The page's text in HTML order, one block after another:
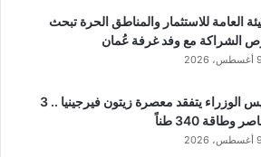
العامة للاستثمار والمناطق الحرة تبحث
الشراكة مع وفد غرفة عُمان
9 أغسطس، 2026
رئيس الوزراء يتفقد معصرة زيتون فيرجينيا .. 3
وطاقة 340 طناً
9 أغسطس، 2026